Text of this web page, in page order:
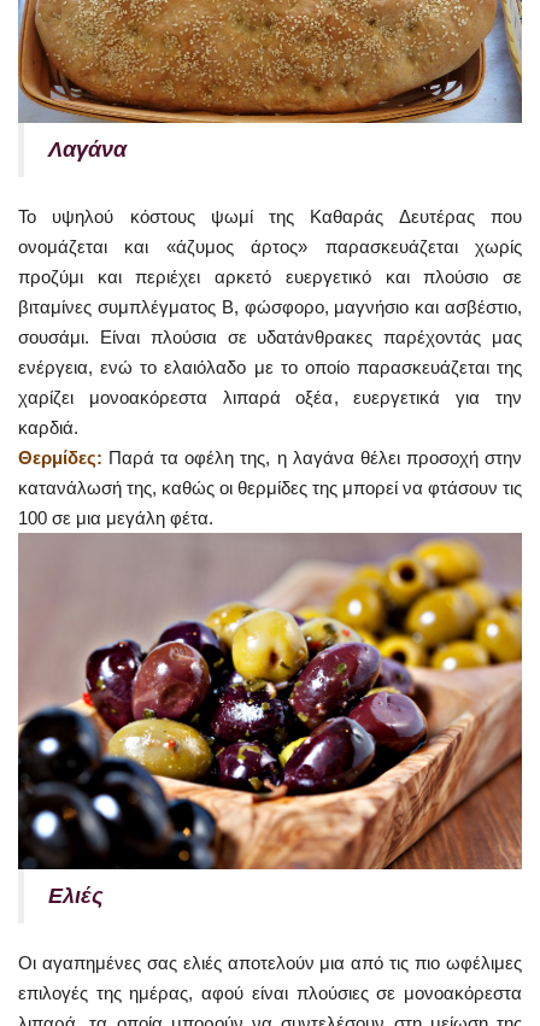
Λαγάνα
Το υψηλού κόστους ψωμί της Καθαράς Δευτέρας που
ονομάζεται και «άζυμος άρτος» παρασκευάζεται χωρίς
προζύμι και περιέχει αρκετό ευεργετικό και πλούσιο σε
βιταμίνες συμπλέγματος Β, φώσφορο, μαγνήσιο και ασβέστιο,
σουσάμι. Είναι πλούσια σε υδατάνθρακες παρέχοντάς μας
ενέργεια, ενώ το ελαιόλαδο με το οποίο παρασκευάζεται της
χαρίζει μονοακόρεστα λιπαρά οξέα, ευεργετικά για την
καρδιά.
Θερμίδες: Παρά τα οφέλη της, η λαγάνα θέλει προσοχή στην
κατανάλωσή της, καθώς οι θερμίδες της μπορεί να φτάσουν τις
100 σε μια μεγάλη φέτα.
Ελιές
Οι αγαπημένες σας ελιές αποτελούν μια από τις πιο ωφέλιμες
επιλογές της ημέρας, αφού είναι πλούσιες σε μονοακόρεστα